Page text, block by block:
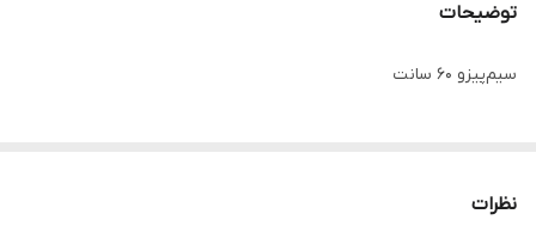
توضیحات
سیم‌پیزو 60 سانت
نظرات